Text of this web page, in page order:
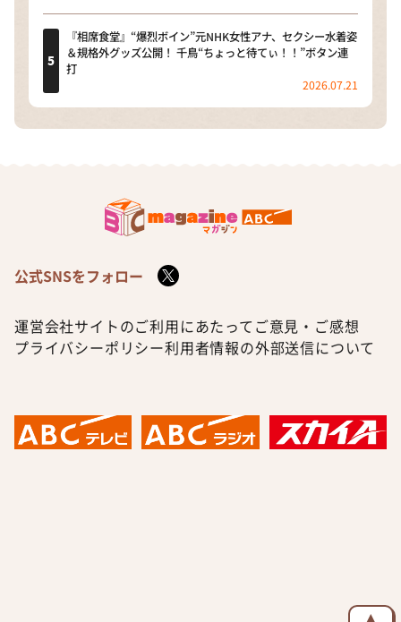
『相席食堂』“爆烈ボイン”元NHK女性アナ、セクシー水着姿
＆規格外グッズ公開！ 千鳥“ちょっと待てぃ！！”ボタン連
打
2026.07.21
公式SNSをフォロー
運営会社サイトのご利用にあたって ご意見・ご感想
プライバシーポリシー利用者情報の外部送信について